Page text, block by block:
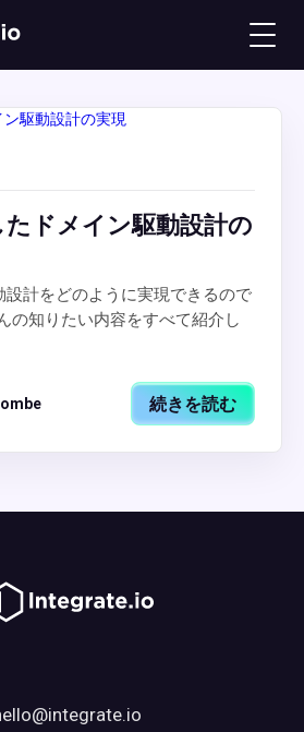
ドメイン駆動設計の
設計をどのように実現できるので
の知りたい内容をすべて紹介し
続きを読む